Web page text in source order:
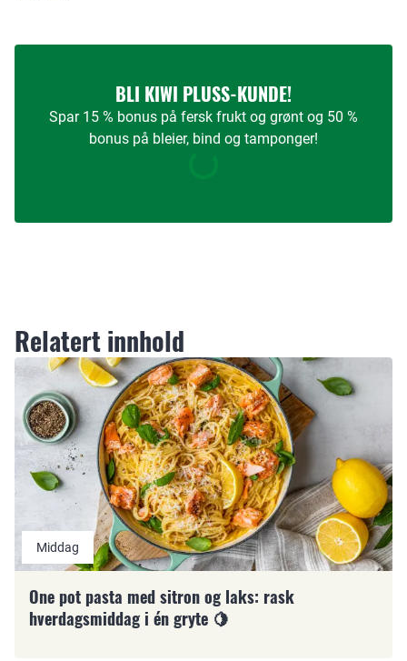
BLI KIWI PLUSS-KUNDE!
Spar 15 % bonus på fersk frukt og grønt og 50 %
bonus på bleier, bind og tamponger!
Relatert innhold
Middag
One pot pasta med sitron og laks: rask
hverdagsmiddag i én gryte 🍋